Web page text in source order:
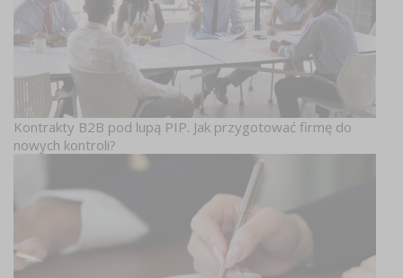
Kontrakty B2B pod lupą PIP. Jak przygotować firmę do
nowych kontroli?